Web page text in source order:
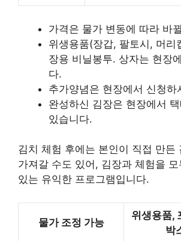
가격은 물가 변동에 따라 바
위생용품(장갑, 팔토시, 머리
장용 비닐봉투. 상자는 현장
다.
추가양념은 현장에서 신청하
완성하신 김장은 현장에서
있습니다.
김치 체험 후에는 본인이 직접 만든
가져갈 수도 있어, 김장과 체험을
있는 유익한 프로그램입니다.
물가 조정 가능
위생용품,
박